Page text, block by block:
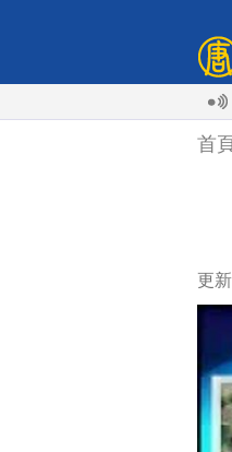
土依賴 川普宣布礦業投資20
首頁
更